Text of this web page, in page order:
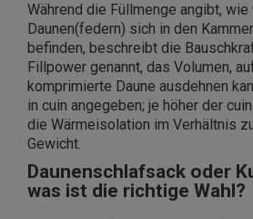
Während die Füllmenge angibt, wie
Daunen(federn) sich in den
befinden, beschreibt die
Fillpower genannt, das Volumen,
komprimierte Daune ausdehnen
in cuin angegeben; je höher der
die Wärmeisolation im Verhältnis
Gewicht.
Daunenschlafsack oder
was ist die richtige Wahl?